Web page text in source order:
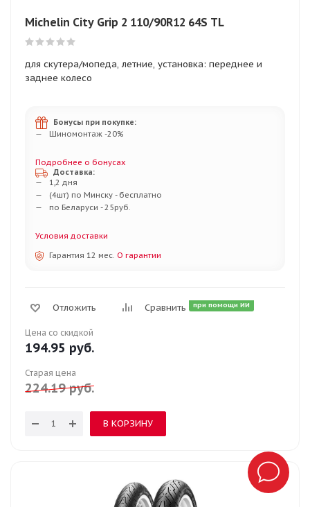
Michelin City Grip 2 110/90R12 64S TL
для скутера/мопеда, летние, установка: переднее и
заднее колесо
Бонусы при покупке:
Шиномонтаж -20%
Подробнее о бонусах
Доставка:
1,2 дня
(4шт) по Минску - бесплатно
по Беларуси - 25руб.
Условия доставки
Гарантия 12 мес. О гарантии
Отложить Сравнить при помощи ИИ
Цена со скидкой
194.95 руб.
Старая цена
224.19руб.
В КОРЗИНУ